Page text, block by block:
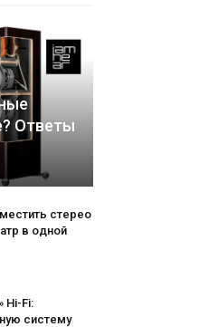
Ответы
стерео
в одной
Hi-Fi:
систему